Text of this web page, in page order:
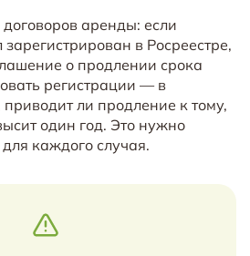
аренды: если
в Росреестре,
о продлении срока
регистрации — в
приводит ли продление к тому,
один год. Это нужно
каждого случая.